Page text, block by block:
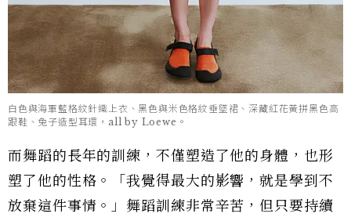
白色與海軍藍格紋針織上衣、黑色與米色格紋垂墜裙、深藏紅花黃拼黑色高
跟鞋、兔子造型耳環，all by Loewe。
而舞蹈的長年的訓練，不僅塑造了他的身體，也形
塑了他的性格。「我覺得最大的影響，就是學到不
放棄這件事情。」舞蹈訓練非常辛苦，但只要持續